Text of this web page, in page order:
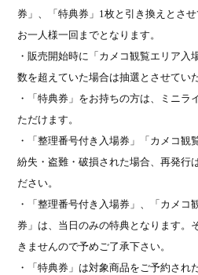
券」、「特典券」 1枚と引き換えとさ
お一人様一回までとなります。
・販売開始時に「カメコ観覧エリア入
数を超えていた場合は抽選とさせてい
・「特典券」をお持ちの方は、ミニラ
ただけます。
・「整理番号付き入場券」「カメコ観
紛失・盗難・破損された場合、再発行
ださい。
・「整理番号付き入場券」、「カメコ
券」は、当日のみの特典となります。
きませんので予めご了承下さい。
・「特典券」は対象商品をご予約され